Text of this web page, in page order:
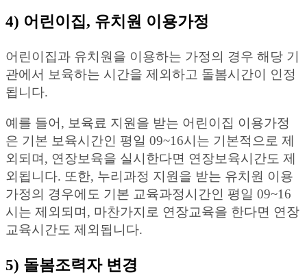
4) 어린이집, 유치원 이용가정
어린이집과 유치원을 이용하는 가정의 경우 해당 기
관에서 보육하는 시간을 제외하고 돌봄시간이 인정
됩니다.
예를 들어, 보육료 지원을 받는 어린이집 이용가정
은 기본 보육시간인 평일 09~16시는 기본적으로 제
외되며, 연장보육을 실시한다면 연장보육시간도 제
외됩니다. 또한, 누리과정 지원을 받는 유치원 이용
가정의 경우에도 기본 교육과정시간인 평일 09~16
시는 제외되며, 마찬가지로 연장교육을 한다면 연장
교육시간도 제외됩니다.
5) 돌봄조력자 변경